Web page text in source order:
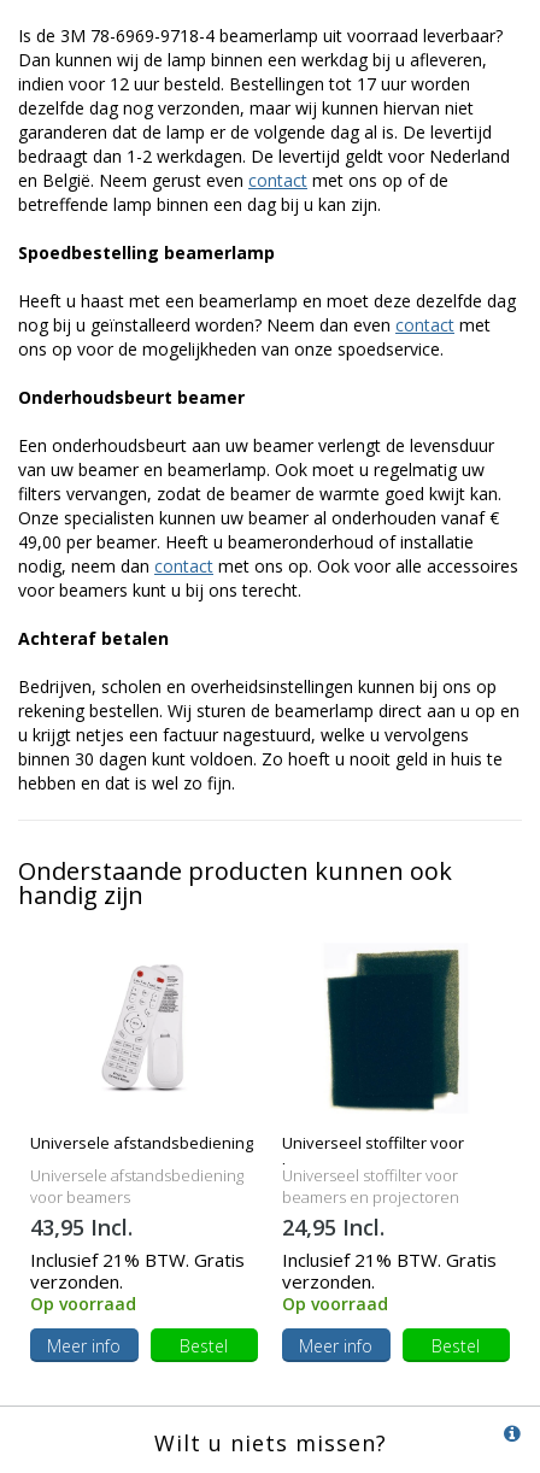
Is de 3M 78-6969-9718-4 beamerlamp uit voorraad leverbaar?
Dan kunnen wij de lamp binnen een werkdag bij u afleveren,
indien voor 12 uur besteld. Bestellingen tot 17 uur worden
dezelfde dag nog verzonden, maar wij kunnen hiervan niet
garanderen dat de lamp er de volgende dag al is. De levertijd
bedraagt dan 1-2 werkdagen. De levertijd geldt voor Nederland
en België. Neem gerust even contact met ons op of de
betreffende lamp binnen een dag bij u kan zijn.
Spoedbestelling beamerlamp
Heeft u haast met een beamerlamp en moet deze dezelfde dag
nog bij u geïnstalleerd worden? Neem dan even contact met
ons op voor de mogelijkheden van onze spoedservice.
Onderhoudsbeurt beamer
Een onderhoudsbeurt aan uw beamer verlengt de levensduur
van uw beamer en beamerlamp. Ook moet u regelmatig uw
filters vervangen, zodat de beamer de warmte goed kwijt kan.
Onze specialisten kunnen uw beamer al onderhouden vanaf €
49,00 per beamer. Heeft u beameronderhoud of installatie
nodig, neem dan contact met ons op. Ook voor alle accessoires
voor beamers kunt u bij ons terecht.
Achteraf betalen
Bedrijven, scholen en overheidsinstellingen kunnen bij ons op
rekening bestellen. Wij sturen de beamerlamp direct aan u op en
u krijgt netjes een factuur nagestuurd, welke u vervolgens
binnen 30 dagen kunt voldoen. Zo hoeft u nooit geld in huis te
hebben en dat is wel zo fijn.
Onderstaande producten kunnen ook
handig zijn
Universele afstandsbediening
Universele afstandsbediening
voor beamers
43,95 Incl.
Inclusief 21% BTW. Gratis
verzonden.
Op voorraad
Meer info
Bestel
Universeel stoffilter voor
beamers
Universeel stoffilter voor
beamers en projectoren
24,95 Incl.
Inclusief 21% BTW. Gratis
verzonden.
Op voorraad
Meer info
Bestel
Wilt u niets missen?